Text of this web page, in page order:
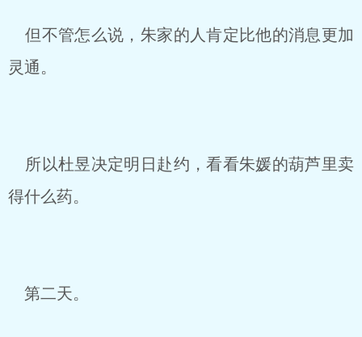
但不管怎么说，朱家的人肯定比他的消息更加
灵通。
所以杜昱决定明日赴约，看看朱媛的葫芦里卖
得什么药。
第二天。